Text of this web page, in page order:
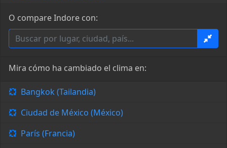
O compare Indore con:
Mira cómo ha cambiado el clima en:
Bangkok (Tailandia)
Ciudad de México (México)
París (Francia)